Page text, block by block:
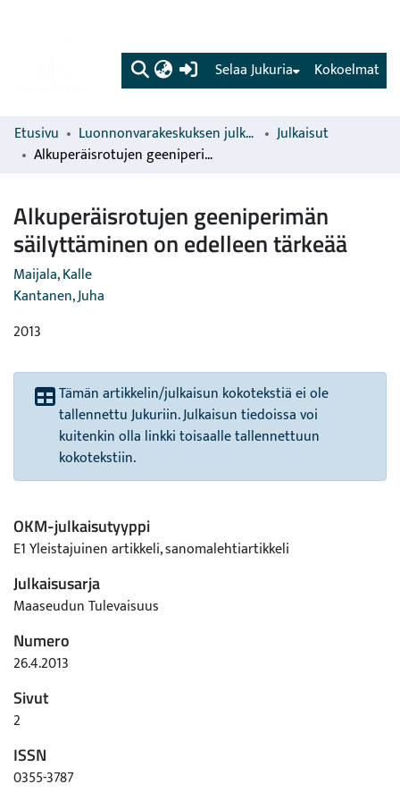
(current) Kokoelmat
Selaa Jukuria
Etusivu Luonnonvarakeskuksen julkaisut
Julkaisut
Alkuperäisrotujen geeniperimän säilyttäminen on edelleen tärkeää
Alkuperäisrotujen geeniperimän
säilyttäminen on edelleen tärkeää
Maijala, Kalle
Kantanen, Juha
2013
Tämän artikkelin/julkaisun kokotekstiä ei ole
tallennettu Jukuriin. Julkaisun tiedoissa voi
kuitenkin olla linkki toisaalle tallennettuun
kokotekstiin.
OKM-julkaisutyyppi
E1 Yleistajuinen artikkeli, sanomalehtiartikkeli
Julkaisusarja
Maaseudun Tulevaisuus
Numero
26.4.2013
Sivut
2
ISSN
0355-3787